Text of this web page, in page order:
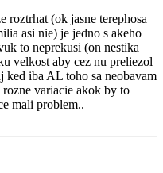
roztrhat (ok jasne terephosa
asi nie) je jedno s akeho
to neprekusi (on nestika
velkost aby cez nu preliezol
ked iba AL toho sa neobavam
variacie akok by to
mali problem..